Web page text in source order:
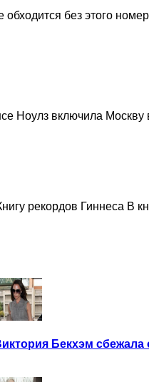
без этого
Ноулз включила Москву
рекордов Гиннеса В
Бекхэм сбежала